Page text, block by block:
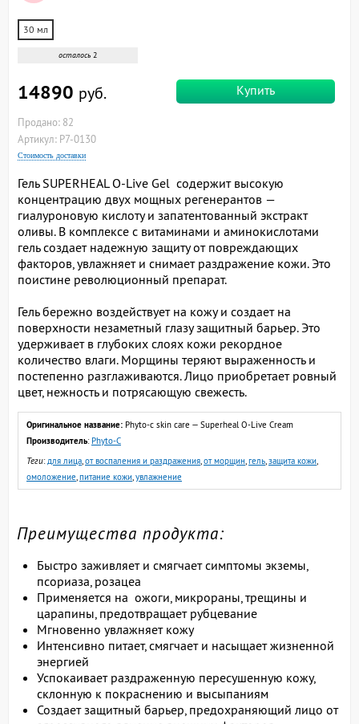
30 мл
осталось 2
14890 руб. Купить
Продано: 82
Артикул: P7-0130
Стоимость доставки
Гель SUPERHEAL O-Live Gel содержит высокую
концентрацию двух мощных регенерантов —
гиалуроновую кислоту и запатентованный экстракт
оливы. В комплексе с витаминами и аминокислотами
гель создает надежную защиту от повреждающих
факторов, увлажняет и снимает раздражение кожи. Это
поистине революционный препарат.
Гель бережно воздействует на кожу и создает на
поверхности незаметный глазу защитный барьер. Это
удерживает в глубоких слоях кожи рекордное
количество влаги. Морщины теряют выраженность и
постепенно разглаживаются. Лицо приобретает ровный
цвет, нежность и потрясающую свежесть.
Оригинальное название: Phyto-c skin care — Superheal O-Live Cream
Производитель: Phyto-C
Теги:для лица,от воспаления и раздражения,от морщин,гель,защита кожи,
омоложение,питание кожи,увлажнение
Преимущества продукта:
Быстро заживляет и смягчает симптомы экземы,
псориаза, розацеа
Применяется на ожоги, микрораны, трещины и
царапины, предотвращает рубцевание
Мгновенно увлажняет кожу
Интенсивно питает, смягчает и насыщает жизненной
энергией
Успокаивает раздраженную пересушенную кожу,
склонную к покраснению и высыпаниям
Создает защитный барьер, предохраняющий лицо от